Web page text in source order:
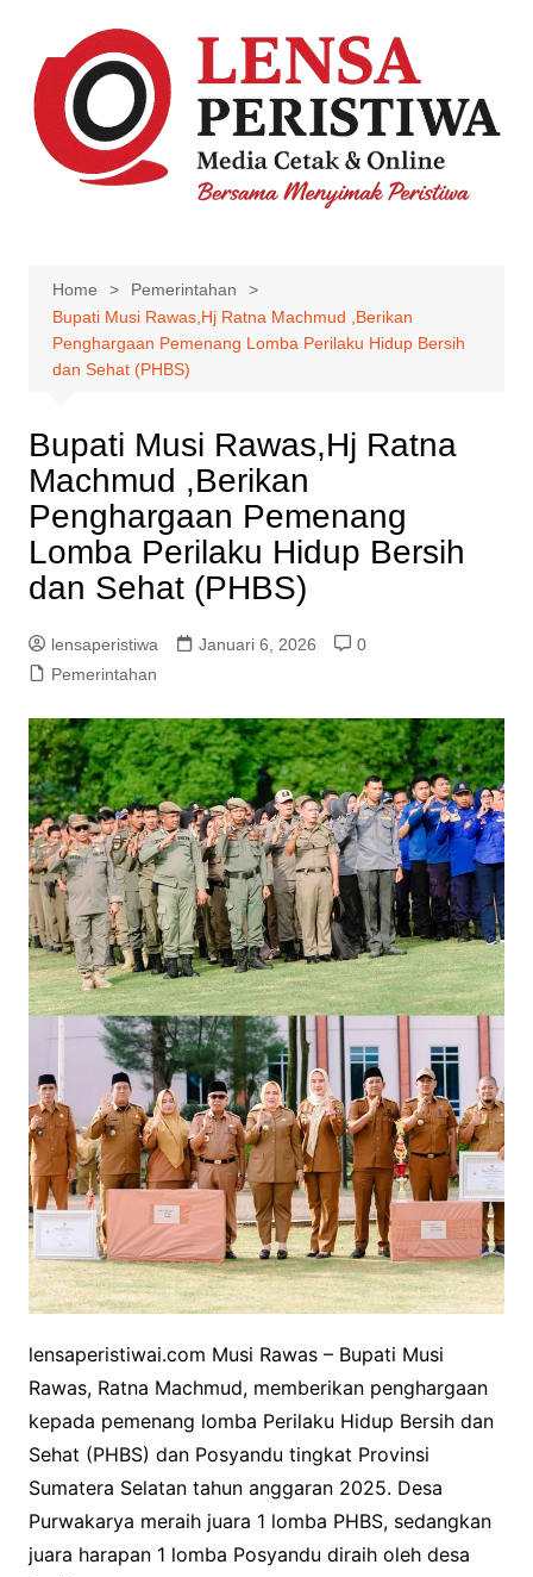
content
Home
Pemerintahan
Bupati Musi Rawas,Hj Ratna Machmud ,Berikan
Penghargaan Pemenang Lomba Perilaku Hidup Bersih
dan Sehat (PHBS)
Bupati Musi Rawas,Hj Ratna
Machmud ,Berikan
Penghargaan Pemenang
Lomba Perilaku Hidup Bersih
dan Sehat (PHBS)
lensaperistiwa Januari 6, 2026
0
Pemerintahan
lensaperistiwai.com Musi Rawas – Bupati Musi
Rawas, Ratna Machmud, memberikan penghargaan
kepada pemenang lomba Perilaku Hidup Bersih dan
Sehat (PHBS) dan Posyandu tingkat Provinsi
Sumatera Selatan tahun anggaran 2025. Desa
Purwakarya meraih juara 1 lomba PHBS, sedangkan
juara harapan 1 lomba Posyandu diraih oleh desa